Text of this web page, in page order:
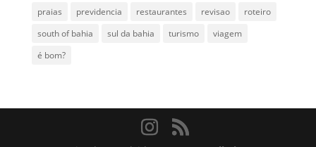
praias
previdencia restaurantes revisao
roteiro
south of bahia
sul da bahia turismo
viagem
é bom?